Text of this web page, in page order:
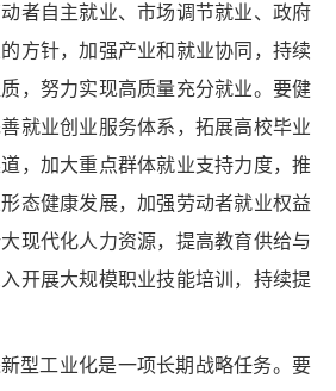
者自主就业、市场调节就业、政府
方针，加强产业和就业协同，持续
，努力实现高质量充分就业。要健
就业创业服务体系，拓展高校毕业
，加大重点群体就业支持力度，推
态健康发展，加强劳动者就业权益
现代化人力资源，提高教育供给与
开展大规模职业技能培训，持续提
型工业化是一项长期战略任务。要